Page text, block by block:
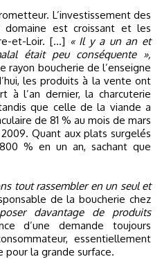
domaine est croissant et les
et-Loir. [...] « Il y a un an et
était peu conséquente »,
rayon boucherie de l’enseigne
les produits à la vente ont
à l’an dernier, la charcuterie
que celle de la viande a
de 81 % au mois de mars
Quant aux plats surgelés
% en un an, sachant que
tout rassembler en un seul et
de la boucherie chez
davantage de produits
d’une demande toujours
essentiellement
pour la grande surface.